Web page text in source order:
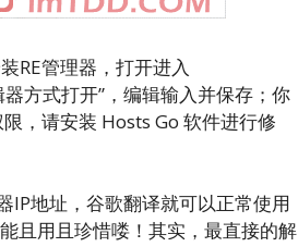
RE管理器，打开进入
方式打开”，编辑输入并保存；你
，请安装 Hosts Go 软件进行修
IP地址，谷歌翻译就可以正常使用
且用且珍惜喽！其实，最直接的解